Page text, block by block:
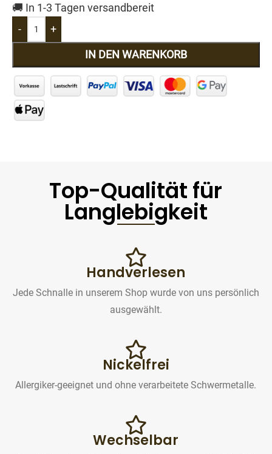
🚚 In 1-3 Tagen versandbereit
-
+
IN DEN WARENKORB
Top-Qualität für
Langlebigkeit
Handverlesen
Jede Schnalle in unserem Shop wurde von uns persönlich
ausgewählt.
Nickelfrei
Allergiker-geeignet und ohne verarbeitete Schwermetalle.
Wechselbar